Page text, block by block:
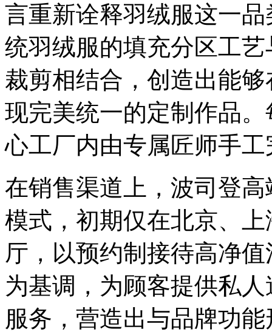
言重新诠释羽绒服这一
统羽绒服的填充分区工
裁剪相结合，创造出能
现完美统一的定制作品
心工厂内由专属匠师手
在销售渠道上，波司登
模式，初期仅在北京、
厅，以预约制接待高净
为基调，为顾客提供私
服务，营造出与品牌功